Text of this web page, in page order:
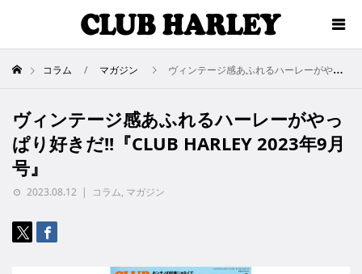
コラム マガジン ヴィンテージ感あふれるハーレーがやっぱり好きだ!!『CLUB HARLEY 2023年9月号』
ヴィンテージ感あふれるハーレーがやっ
ぱり好きだ!!『CLUB HARLEY 2023年9月
号』
2023.08.12 コラム, マガジン